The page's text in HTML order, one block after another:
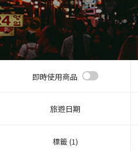
文 (台灣)
即時使用商品
旅遊日期
標籤 (1)